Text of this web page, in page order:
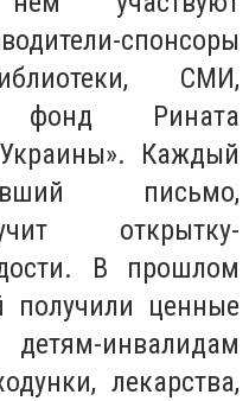
спонсоры
СМИ,
фонд Рината
Каждый
письмо,
открытку-
В прошлом
получили ценные
инвалидам
лекарства,